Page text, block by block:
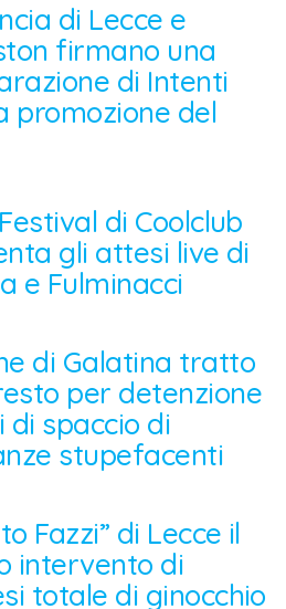
di Lecce e
firmano una
di Intenti
promozione del
Festival di Coolclub
gli attesi live di
e Fulminacci
di Galatina tratto
per detenzione
di spaccio di
stupefacenti
Fazzi” di Lecce il
intervento di
totale di ginocchio